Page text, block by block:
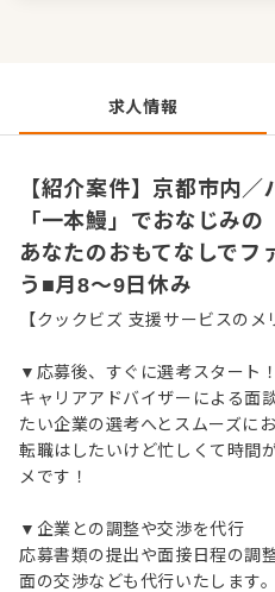
経験に関わらず安心して
求人情報
【紹介案件】京都市内
「一本鰻」でおなじみの
あなたのおもてなしでフ
う■月8～9日休み
【クックビズ 支援サービスのメ
▼応募後、すぐに選考スタート！
キャリアアドバイザーによる面
たい企業の選考へとスムーズに
転職はしたいけど忙しくて時間
メです！
▼企業との調整や交渉を代行
応募書類の提出や面接日程の調
面の交渉なども代行いたします。